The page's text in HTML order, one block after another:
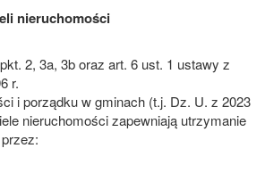
nieruchomości
2, 3a, 3b oraz art. 6 ust. 1 ustawy z
r.
i porządku w gminach (t.j. Dz. U. z 2023
nieruchomości zapewniają utrzymanie